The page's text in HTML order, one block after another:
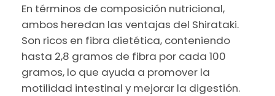
En términos de composición nutricional,
ambos heredan las ventajas del Shirataki.
Son ricos en fibra dietética, conteniendo
hasta 2,8 gramos de fibra por cada 100
gramos, lo que ayuda a promover la
motilidad intestinal y mejorar la digestión.